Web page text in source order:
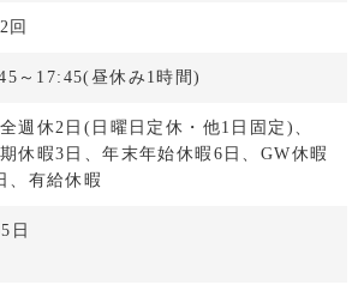
回
～17:45(昼休み1時間)
週休2日(日曜日定休・他1日固定)、
休暇3日、年末年始休暇6日、GW休暇
、有給休暇
日